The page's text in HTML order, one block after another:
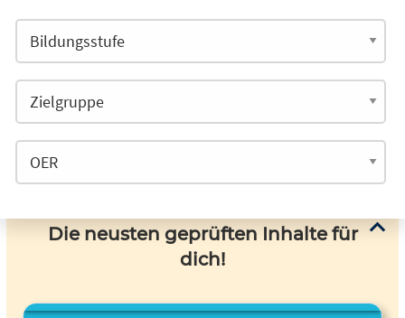
Die neusten geprüften Inhalte für
dich!